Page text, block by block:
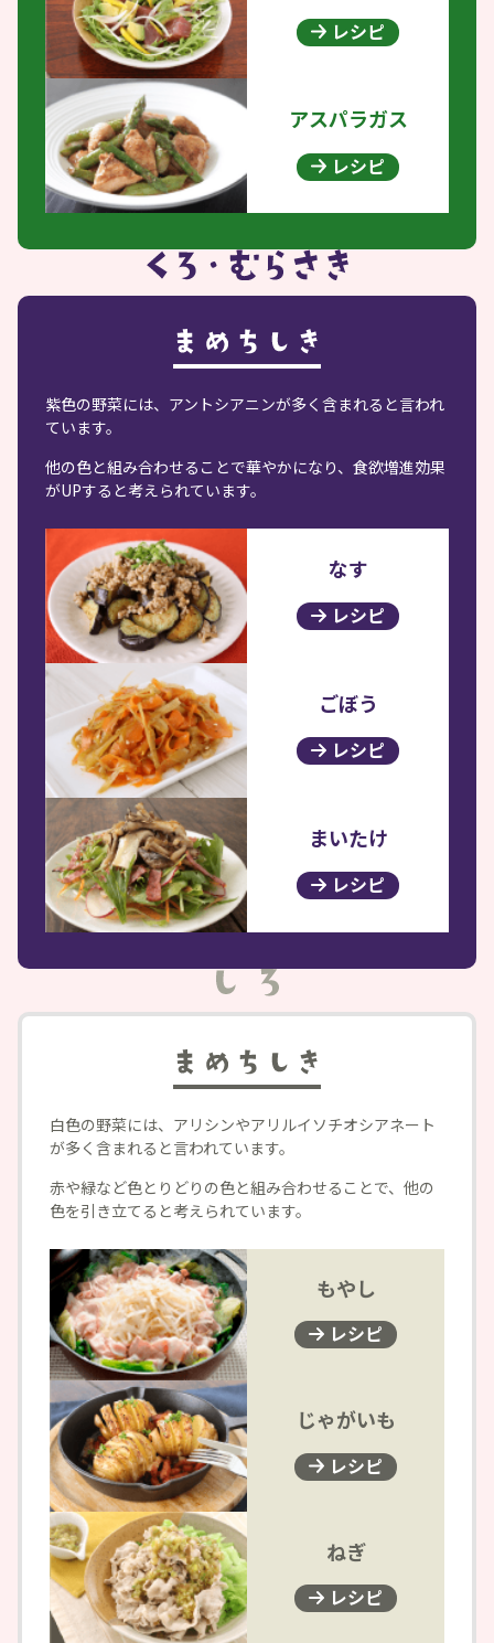
レシピ
アスパラガス
レシピ
紫色の野菜には、アントシアニンが多く含まれると言われ
ています。
他の色と組み合わせることで華やかになり、食欲増進効果
がUPすると考えられています。
なす
レシピ
ごぼう
レシピ
まいたけ
レシピ
白色の野菜には、アリシンやアリルイソチオシアネート
が多く含まれると言われています。
赤や緑など色とりどりの色と組み合わせることで、他の
色を引き立てると考えられています。
もやし
レシピ
じゃがいも
レシピ
ねぎ
レシピ